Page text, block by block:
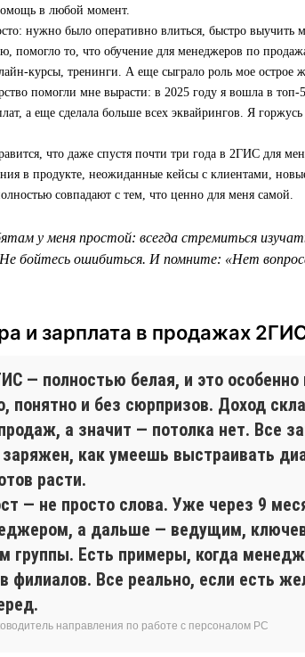
в любой момент.
нужно было оперативно влиться, быстро выучить
помогло то, что обучение для менеджеров по
курсы, тренинги. А еще сыграло роль мое острое
помогли мне вырасти: в 2025 году я вошла в
а еще сделала больше всех эквайрингов. Я
что даже спустя почти три года в 2ГИС для
в продукте, неожиданные кейсы с клиентами,
совпадают с тем, что ценно для меня самой.
у меня простой: всегда стремиться
бойтесь ошибиться. И помните: «Нет
и зарплата в продажах
— полностью белая, и это
понятно и без сюрпризов. Доход
а значит — потолка нет. Все
как умеешь выстраивать
расти.
— не просто слова. Уже через 9
а дальше — ведущим,
группы. Есть примеры, когда
филиалов. Все реально, если есть
направления по работе с персоналом РС